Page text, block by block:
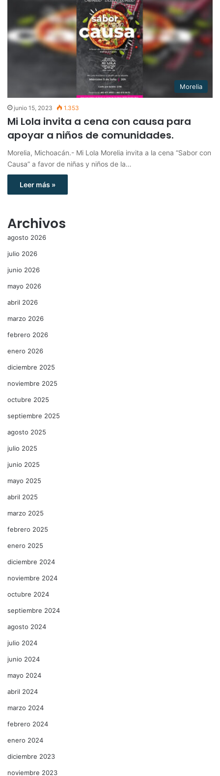
Morelia
junio 15, 2023 1.353
Mi Lola invita a cena con causa para
apoyar a niños de comunidades.
Morelia, Michoacán.- Mi Lola Morelia invita a la cena “Sabor con
Causa” a favor de niñas y niños de la…
Leer más »
Archivos
agosto 2026
julio 2026
junio 2026
mayo 2026
abril 2026
marzo 2026
febrero 2026
enero 2026
diciembre 2025
noviembre 2025
octubre 2025
septiembre 2025
agosto 2025
julio 2025
junio 2025
mayo 2025
abril 2025
marzo 2025
febrero 2025
enero 2025
diciembre 2024
noviembre 2024
octubre 2024
septiembre 2024
agosto 2024
julio 2024
junio 2024
mayo 2024
abril 2024
marzo 2024
febrero 2024
enero 2024
diciembre 2023
noviembre 2023